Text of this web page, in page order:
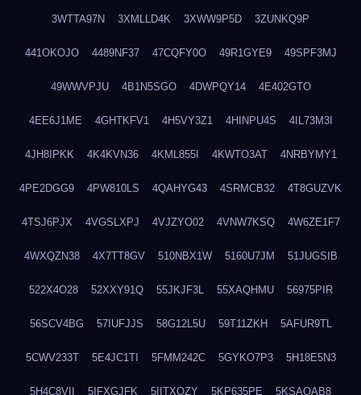
3WTTA97N 3XMLLD4K 3XWW9P5D 3ZUNKQ9P
441OKOJO 4489NF37 47CQFY0O 49R1GYE9 49SPF3MJ
49WWVPJU 4B1N5SGO 4DWPQY14 4E402GTO
4EE6J1ME 4GHTKFV1 4H5VY3Z1 4HINPU4S 4IL73M3I
4JH8IPKK 4K4KVN36 4KML855I 4KWTO3AT 4NRBYMY1
4PE2DGG9 4PW810LS 4QAHYG43 4SRMCB32 4T8GUZVK
4TSJ6PJX 4VGSLXPJ 4VJZYO02 4VNW7KSQ 4W6ZE1F7
4WXQZN38 4X7TT8GV 510NBX1W 5160U7JM 51JUGSIB
522X4O28 52XXY91Q 55JKJF3L 55XAQHMU 56975PIR
56SCV4BG 57IUFJJS 58G12L5U 59T11ZKH 5AFUR9TL
5CWV233T 5E4JC1TI 5FMM242C 5GYKO7P3 5H18E5N3
5H4C8VII 5IFXGJFK 5IITXOZY 5KP635PE 5KSAQAB8